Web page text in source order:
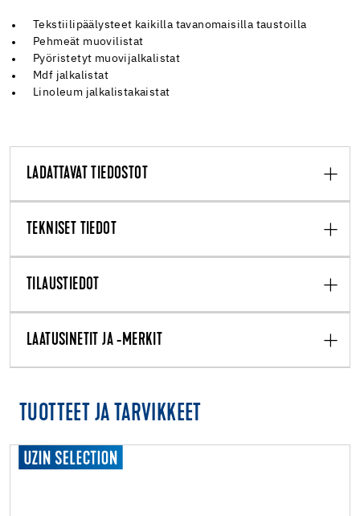
Tekstiilipäälysteet kaikilla tavanomaisilla taustoilla
Pehmeät muovilistat
Pyöristetyt muovijalkalistat
Mdf jalkalistat
Linoleum jalkalistakaistat
LADATTAVAT TIEDOSTOT
TEKNISET TIEDOT
TILAUSTIEDOT
LAATUSINETIT JA -MERKIT
TUOTTEET JA TARVIKKEET